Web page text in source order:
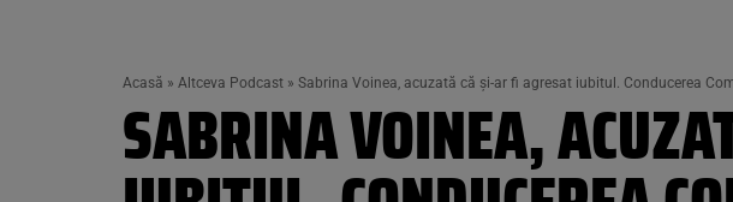
Acasă » Altceva Podcast » Sabrina Voinea, acuzată că și-ar fi agresat iubitul. Conducerea
SABRINA VOINEA,